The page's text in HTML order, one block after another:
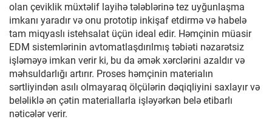
olan çeviklik müxtəlif layihə tələblərinə tez uyğunlaşma
imkanı yaradır və onu prototip inkişaf etdirmə və habelə
tam miqyaslı istehsalat üçün ideal edir. Həmçinin müasir
EDM sistemlərinin avtomatlaşdırılmış təbiəti nəzarətsiz
işləməyə imkan verir ki, bu da əmək xərclərini azaldır və
məhsuldarlığı artırır. Proses həmçinin materialın
sərtliyindən asılı olmayaraq ölçülərin dəqiqliyini saxlayır və
beləliklə ən çətin materiallarla işləyərkən belə etibarlı
nəticələr verir.